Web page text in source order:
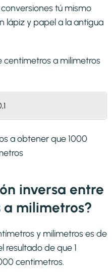
tú mismo
lápiz y papel a la antigua
centímetros a milimetros
a obtener que 1000
inversa entre
a milimetros?
y milimetros es de
resultado de que 1
centimetros.